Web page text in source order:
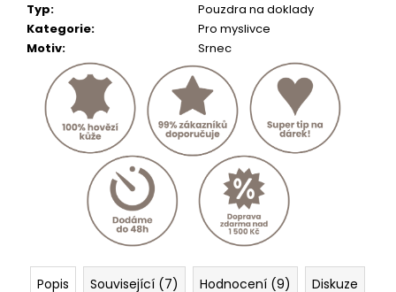
Typ:
Pouzdra na doklady
Kategorie:
Pro myslivce
Motiv: Srnec
Popis Související (7) Hodnocení (9) Diskuze